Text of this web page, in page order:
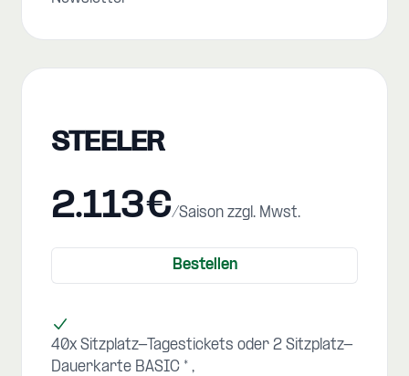
STEELER
2.113€/Saison zzgl. Mwst.
Bestellen
40x Sitzplatz-Tagestickets oder 2 Sitzplatz-
Dauerkarte BASIC *